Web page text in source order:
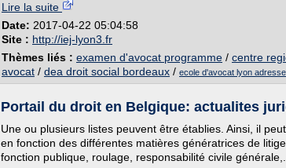
Lire la suite
Date: 2017-04-22 05:04:58
Site : http://iej-lyon3.fr
Thèmes liés : examen d'avocat programme / centre
avocat / dea droit social bordeaux / ecole d'avocat lyon adresse
Portail du droit en Belgique: actualites
Une ou plusieurs listes peuvent être établies. Ainsi, il
en fonction des différentes matières génératrices de
fonction publique, roulage, responsabilité civile